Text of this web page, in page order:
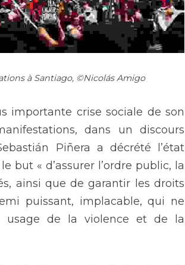
à Santiago, ©Nicolás Amigo
importante crise sociale de son
dans un discours
Piñera a décrété l’état
but « d’assurer l’ordre public, la
ainsi que de garantir les droits
puissant, implacable, qui ne
de la violence et de la